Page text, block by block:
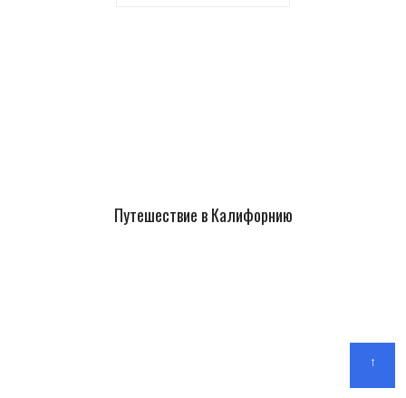
Путешествие в Калифорнию
↑